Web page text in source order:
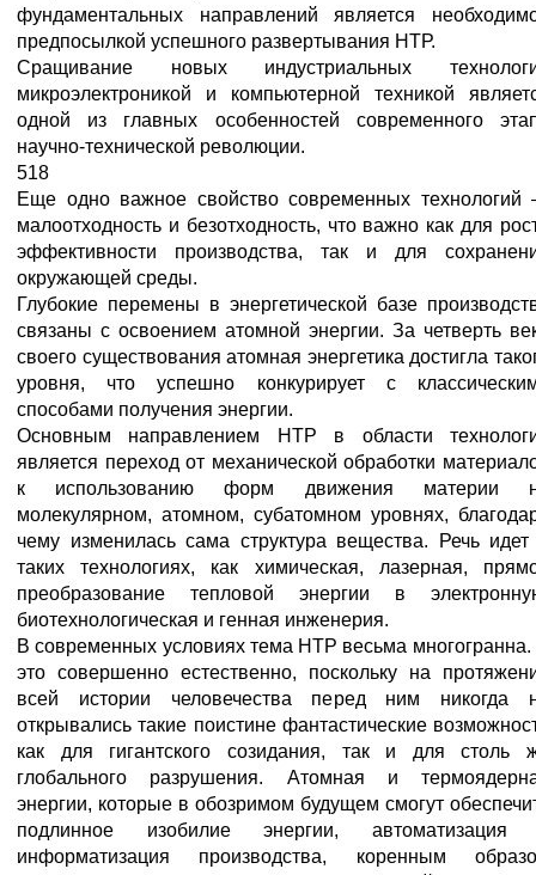
фундаментальных направлений является
предпосылкой успешного развертывания НТР.
Сращивание новых индустриальных
микроэлектроникой и компьютерной техникой
одной из главных особенностей современного
научно-технической революции.
518
Еще одно важное свойство современных
малоотходность и безотходность, что важно как для
эффективности производства, так и для
окружающей среды.
Глубокие перемены в энергетической базе
связаны с освоением атомной энергии. За четверть
своего существования атомная энергетика достигла
уровня, что успешно конкурирует с
способами получения энергии.
Основным направлением НТР в области
является переход от механической обработки
к использованию форм движения материи
молекулярном, атомном, субатомном уровнях,
чему изменилась сама структура вещества. Речь
таких технологиях, как химическая, лазерная,
преобразование тепловой энергии в
биотехнологическая и генная инженерия.
В современных условиях тема НТР весьма
это совершенно естественно, поскольку на
всей истории человечества перед ним никогда
открывались такие поистине фантастические
как для гигантского созидания, так и для столь
глобального разрушения. Атомная и
энергии, которые в обозримом будущем смогут
подлинное изобилие энергии, автоматизация
информатизация производства, коренным